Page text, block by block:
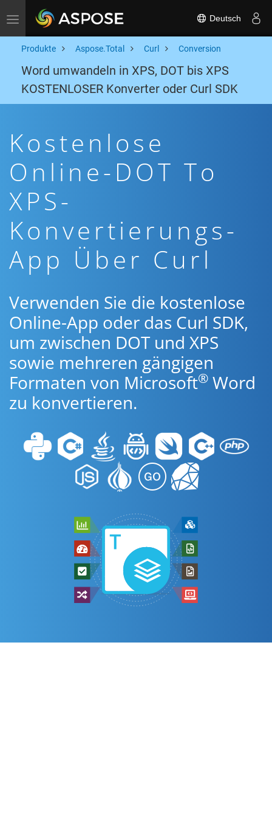
Toggle navigation Deutsch
Produkte Aspose.Total Curl Conversion
Word umwandeln in XPS, DOT bis XPS
KOSTENLOSER Konverter oder Curl SDK
Kostenlose
Online-DOT To
XPS-
Konvertierungs-
App Über Curl
Verwenden Sie die kostenlose
Online-App oder das Curl SDK,
um zwischen DOT und XPS
sowie mehreren gängigen
Formaten von Microsoft® Word
zu konvertieren.